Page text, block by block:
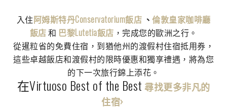
入住阿姆斯特丹Conservatorium飯店 、 倫敦皇家咖啡廳
飯店和 巴黎Lutetia飯店 ，完成您的歐洲之行。
從暹粒省的免費住宿，到猶他州的渡假村住宿抵用券，
這些卓越飯店和渡假村的限時優惠和獨享禮遇，將為您
的下一次旅行錦上添花。
在Virtuoso Best of the Best 尋找更多非凡的
住宿›